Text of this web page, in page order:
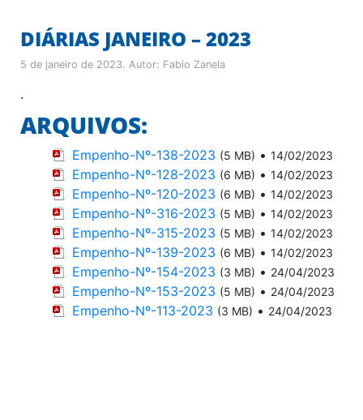
DIÁRIAS JANEIRO – 2023
5 de janeiro de 2023. Autor: Fabio Zanela
.
ARQUIVOS:
Empenho-Nº-138-2023 (5 MB) • 14/02/2023
Empenho-Nº-128-2023 (6 MB) • 14/02/2023
Empenho-Nº-120-2023 (6 MB) • 14/02/2023
Empenho-Nº-316-2023 (5 MB) • 14/02/2023
Empenho-Nº-315-2023 (5 MB) • 14/02/2023
Empenho-Nº-139-2023 (6 MB) • 14/02/2023
Empenho-Nº-154-2023 (3 MB) • 24/04/2023
Empenho-Nº-153-2023 (5 MB) • 24/04/2023
Empenho-Nº-113-2023 (3 MB) • 24/04/2023